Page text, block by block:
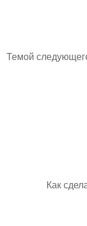
Темой
Как